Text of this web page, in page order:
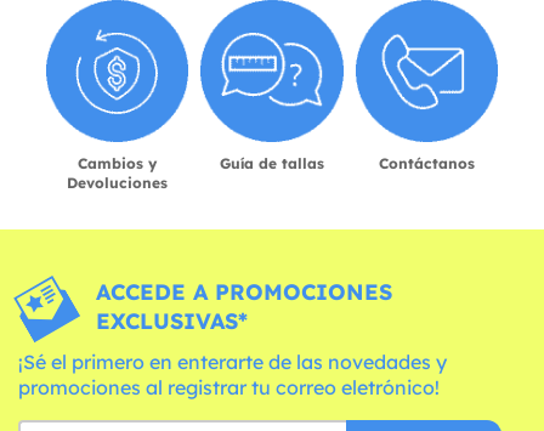
Cambios y
Devoluciones
Guía de tallas Contáctanos
ACCEDE A PROMOCIONES
EXCLUSIVAS*
¡Sé el primero en enterarte de las novedades y
promociones al registrar tu correo eletrónico!